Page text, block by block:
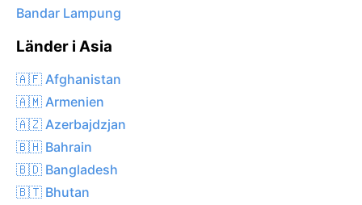
Bandar Lampung
Länder i Asia
🇦🇫 Afghanistan
🇦🇲 Armenien
🇦🇿 Azerbajdzjan
🇧🇭 Bahrain
🇧🇩 Bangladesh
🇧🇹 Bhutan